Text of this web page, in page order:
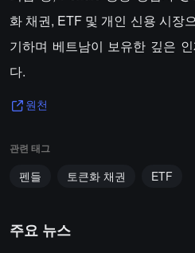
화 채권, ETF 및 개인 신용 시장
기하며 베트남이 보유한 깊은
다.
원천
관련 태그
펜들 토큰화 채권 ETF
주요 뉴스